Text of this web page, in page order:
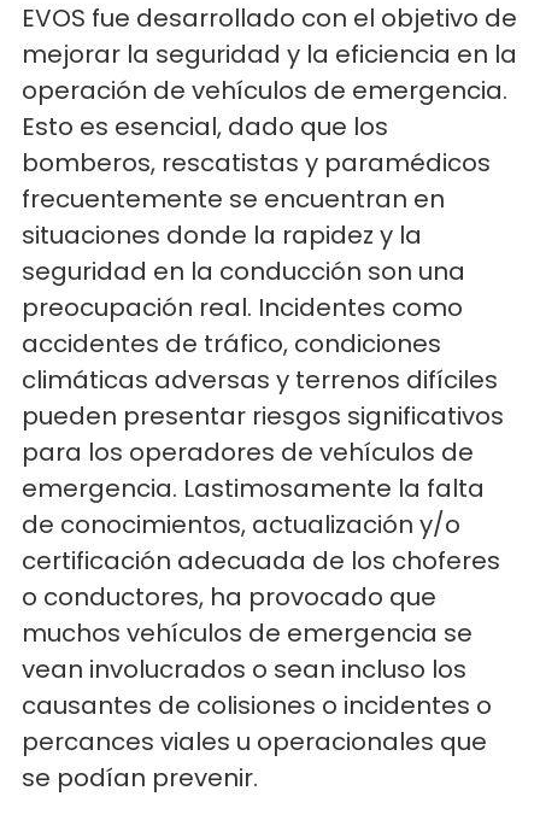
EVOS fue desarrollado con el objetivo de
mejorar la seguridad y la eficiencia en la
operación de vehículos de emergencia.
Esto es esencial, dado que los
bomberos, rescatistas y paramédicos
frecuentemente se encuentran en
situaciones donde la rapidez y la
seguridad en la conducción son una
preocupación real. Incidentes como
accidentes de tráfico, condiciones
climáticas adversas y terrenos difíciles
pueden presentar riesgos significativos
para los operadores de vehículos de
emergencia. Lastimosamente la falta
de conocimientos, actualización y/o
certificación adecuada de los choferes
o conductores, ha provocado que
muchos vehículos de emergencia se
vean involucrados o sean incluso los
causantes de colisiones o incidentes o
percances viales u operacionales que
se podían prevenir.